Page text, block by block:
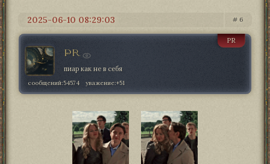
6
2025-06-10 08:29:03
PR
PR
пиар как не в себя
сообщений:54574 уважение:+51